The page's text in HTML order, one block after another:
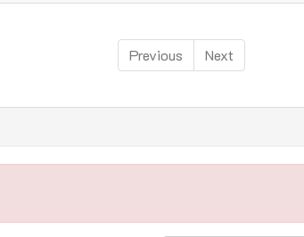
Previous
Next